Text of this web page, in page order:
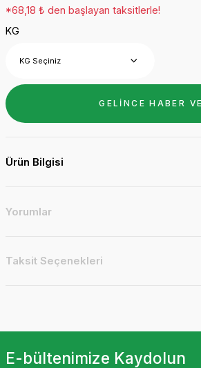
*68,18 ₺ den başlayan taksitlerle!
KG
GELİNCE HABER
Ürün Bilgisi
Yorumlar
Taksit Seçenekleri
E-bültenimize Kaydolun